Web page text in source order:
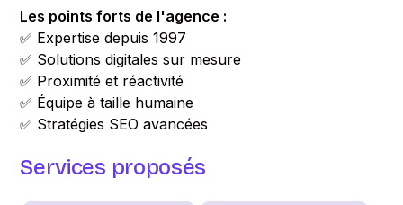
Les points forts de l'agence :
✅ Expertise depuis 1997
✅ Solutions digitales sur mesure
✅ Proximité et réactivité
✅ Équipe à taille humaine
✅ Stratégies SEO avancées
Services proposés